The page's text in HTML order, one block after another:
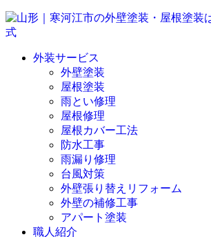
外装サービス
外壁塗装
屋根塗装
雨とい修理
屋根修理
屋根カバー工法
防水工事
雨漏り修理
台風対策
外壁張り替えリフォーム
外壁の補修工事
アパート塗装
職人紹介